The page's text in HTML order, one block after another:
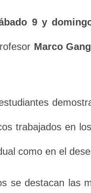
9 y
Marco
trabajados en
como en el
se destacan las